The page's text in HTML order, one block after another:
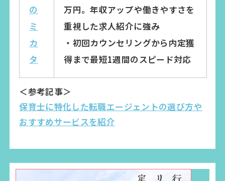
の
ミ
カ
タ
万円。年収アップや働きやすさを
重視した求人紹介に強み
・初回カウンセリングから内定獲
得まで最短1週間のスピード対応
＜参考記事＞
保育士に特化した転職エージェントの選び方や
おすすめサービスを紹介